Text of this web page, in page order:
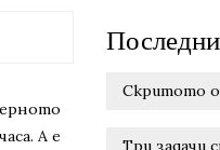
А е
Три задачи